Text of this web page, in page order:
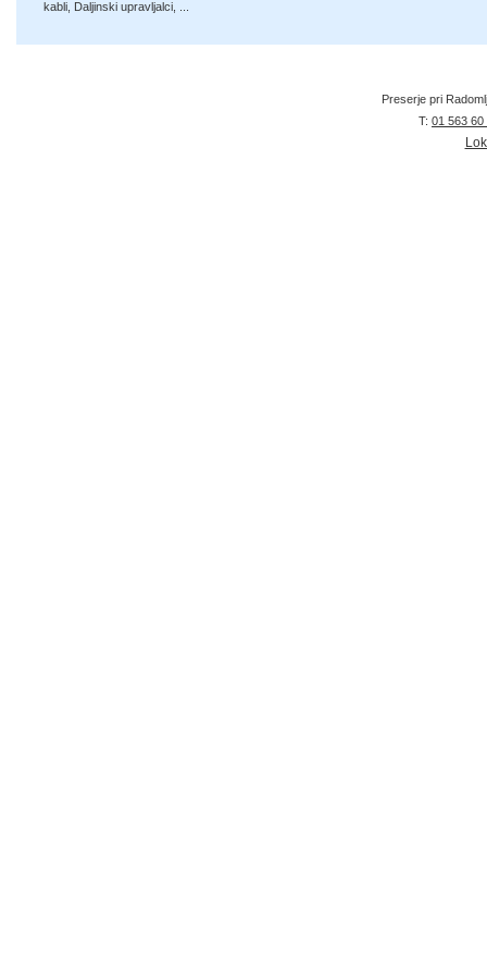
kabli Daljinski upravljalci
Preserje pri
T: 01 563 60